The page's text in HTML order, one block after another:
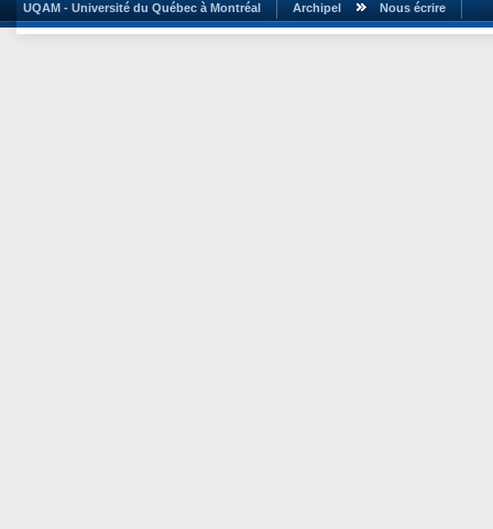
UQAM - Université du Québec à Montréal Archipel Nous écrire